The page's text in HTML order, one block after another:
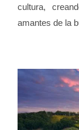
cultura,
amantes de la